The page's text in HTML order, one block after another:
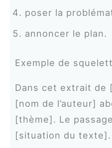
poser la
annoncer le plan.
Exemple de
Dans cet extrait de
[nom de l’auteur]
[thème]. Le
[situation du